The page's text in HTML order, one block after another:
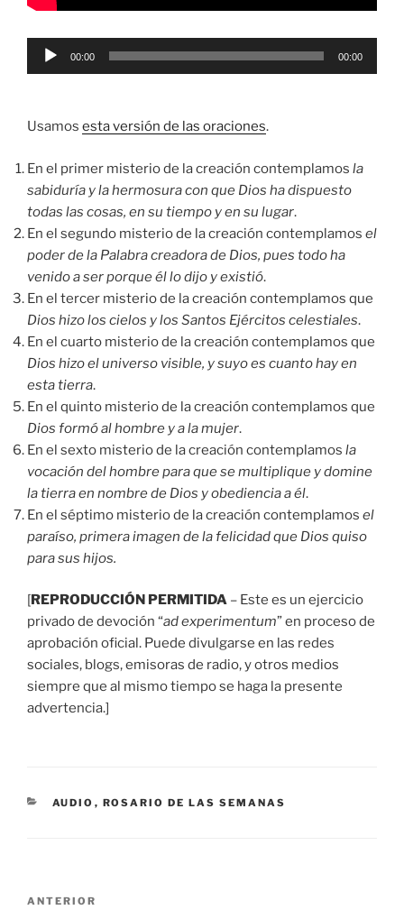
Reproductor
00:00 00:00
Usamos esta versión de las oraciones.
En el primer misterio de la creación contemplamos la
sabiduría y la hermosura con que Dios ha dispuesto
todas las cosas, en su tiempo y en su lugar.
En el segundo misterio de la creación contemplamos el
poder de la Palabra creadora de Dios, pues todo ha
venido a ser porque él lo dijo y existió.
En el tercer misterio de la creación contemplamos que
Dios hizo los cielos y los Santos Ejércitos celestiales.
En el cuarto misterio de la creación contemplamos que
Dios hizo el universo visible, y suyo es cuanto hay en
esta tierra.
En el quinto misterio de la creación contemplamos que
Dios formó al hombre y a la mujer.
En el sexto misterio de la creación contemplamos la
vocación del hombre para que se multiplique y domine
la tierra en nombre de Dios y obediencia a él.
En el séptimo misterio de la creación contemplamos el
paraíso, primera imagen de la felicidad que Dios quiso
para sus hijos.
[REPRODUCCIÓN PERMITIDA – Este es un ejercicio
privado de devoción “ad experimentum” en proceso de
aprobación oficial. Puede divulgarse en las redes
sociales, blogs, emisoras de radio, y otros medios
siempre que al mismo tiempo se haga la presente
advertencia.]
CATEGORÍAS
AUDIO , ROSARIO DE LAS SEMANAS
Entrada
ANTERIOR